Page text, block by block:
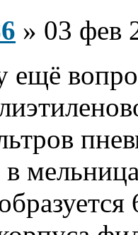
» 03 фев
ещё
в